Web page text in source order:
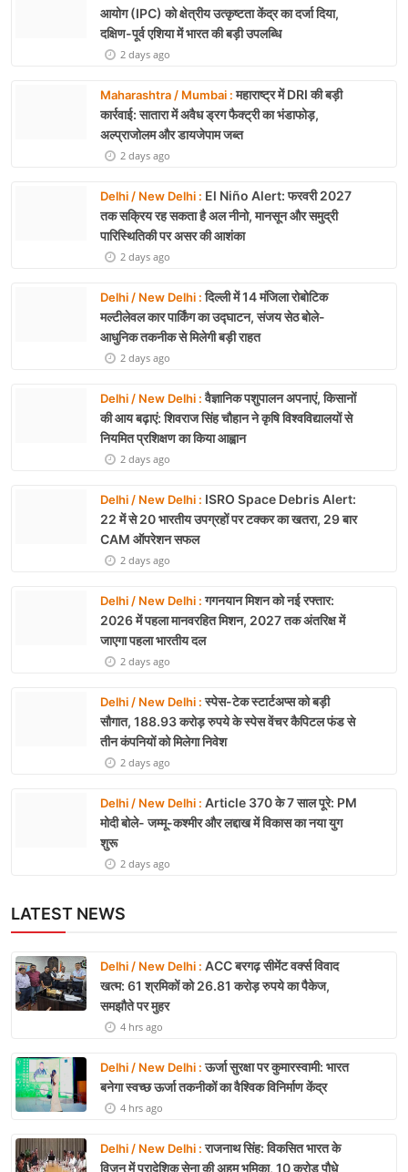
आयोग (IPC) को क्षेत्रीय उत्कृष्टता केंद्र का दर्जा दिया,
दक्षिण-पूर्व एशिया में भारत की बड़ी उपलब्धि
2 days ago
Maharashtra / Mumbai :महाराष्ट्र में DRI की बड़ी
कार्रवाई: सातारा में अवैध ड्रग फैक्ट्री का भंडाफोड़,
अल्प्राजोलम और डायजेपाम जब्त
2 days ago
Delhi / New Delhi : El Niño Alert: फरवरी 2027
तक सक्रिय रह सकता है अल नीनो, मानसून और समुद्री
पारिस्थितिकी पर असर की आशंका
2 days ago
Delhi / New Delhi :दिल्ली में 14 मंजिला रोबोटिक
मल्टीलेवल कार पार्किंग का उद्घाटन, संजय सेठ बोले-
आधुनिक तकनीक से मिलेगी बड़ी राहत
2 days ago
Delhi / New Delhi :वैज्ञानिक पशुपालन अपनाएं, किसानों
की आय बढ़ाएं: शिवराज सिंह चौहान ने कृषि विश्वविद्यालयों से
नियमित प्रशिक्षण का किया आह्वान
2 days ago
Delhi / New Delhi : ISRO Space Debris Alert:
22 में से 20 भारतीय उपग्रहों पर टक्कर का खतरा, 29 बार
CAM ऑपरेशन सफल
2 days ago
Delhi / New Delhi :गगनयान मिशन को नई रफ्तार:
2026 में पहला मानवरहित मिशन, 2027 तक अंतरिक्ष में
जाएगा पहला भारतीय दल
2 days ago
Delhi / New Delhi :स्पेस-टेक स्टार्टअप्स को बड़ी
सौगात, 188.93 करोड़ रुपये के स्पेस वेंचर कैपिटल फंड से
तीन कंपनियों को मिलेगा निवेश
2 days ago
Delhi / New Delhi : Article 370 के 7 साल पूरे: PM
मोदी बोले- जम्मू-कश्मीर और लद्दाख में विकास का नया युग
शुरू
2 days ago
LATEST NEWS
Delhi / New Delhi : ACC बरगढ़ सीमेंट वर्क्स विवाद
खत्म: 61 श्रमिकों को 26.81 करोड़ रुपये का पैकेज,
समझौते पर मुहर
4 hrs ago
Delhi / New Delhi :ऊर्जा सुरक्षा पर कुमारस्वामी: भारत
बनेगा स्वच्छ ऊर्जा तकनीकों का वैश्विक विनिर्माण केंद्र
4 hrs ago
Delhi / New Delhi :राजनाथ सिंह: विकसित भारत के
विजन में प्रादेशिक सेना की अहम भूमिका, 10 करोड़ पौधे